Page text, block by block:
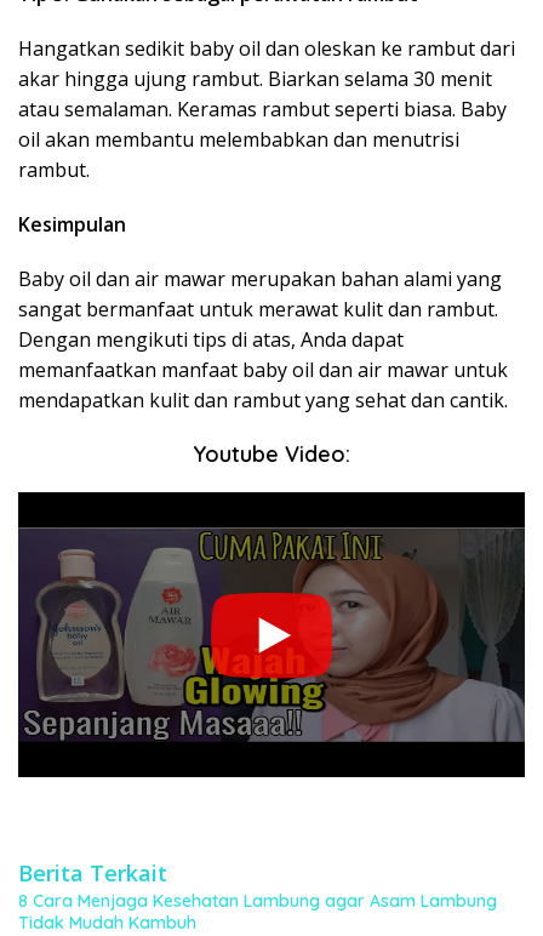
Hangatkan sedikit baby oil dan oleskan ke rambut dari
akar hingga ujung rambut. Biarkan selama 30 menit
atau semalaman. Keramas rambut seperti biasa. Baby
oil akan membantu melembabkan dan menutrisi
rambut.
Kesimpulan
Baby oil dan air mawar merupakan bahan alami yang
sangat bermanfaat untuk merawat kulit dan rambut.
Dengan mengikuti tips di atas, Anda dapat
memanfaatkan manfaat baby oil dan air mawar untuk
mendapatkan kulit dan rambut yang sehat dan cantik.
Youtube Video:
Berita Terkait
8 Cara Menjaga Kesehatan Lambung agar Asam Lambung
Tidak Mudah Kambuh